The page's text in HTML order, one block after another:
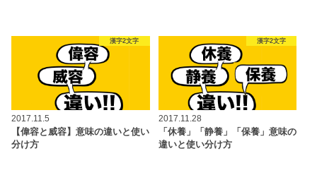
漢字2文字
2017.11.5
【偉容と威容】意味の違いと使い
分け方
漢字2文字
2017.11.28
「休養」「静養」「保養」意味の
違いと使い分け方